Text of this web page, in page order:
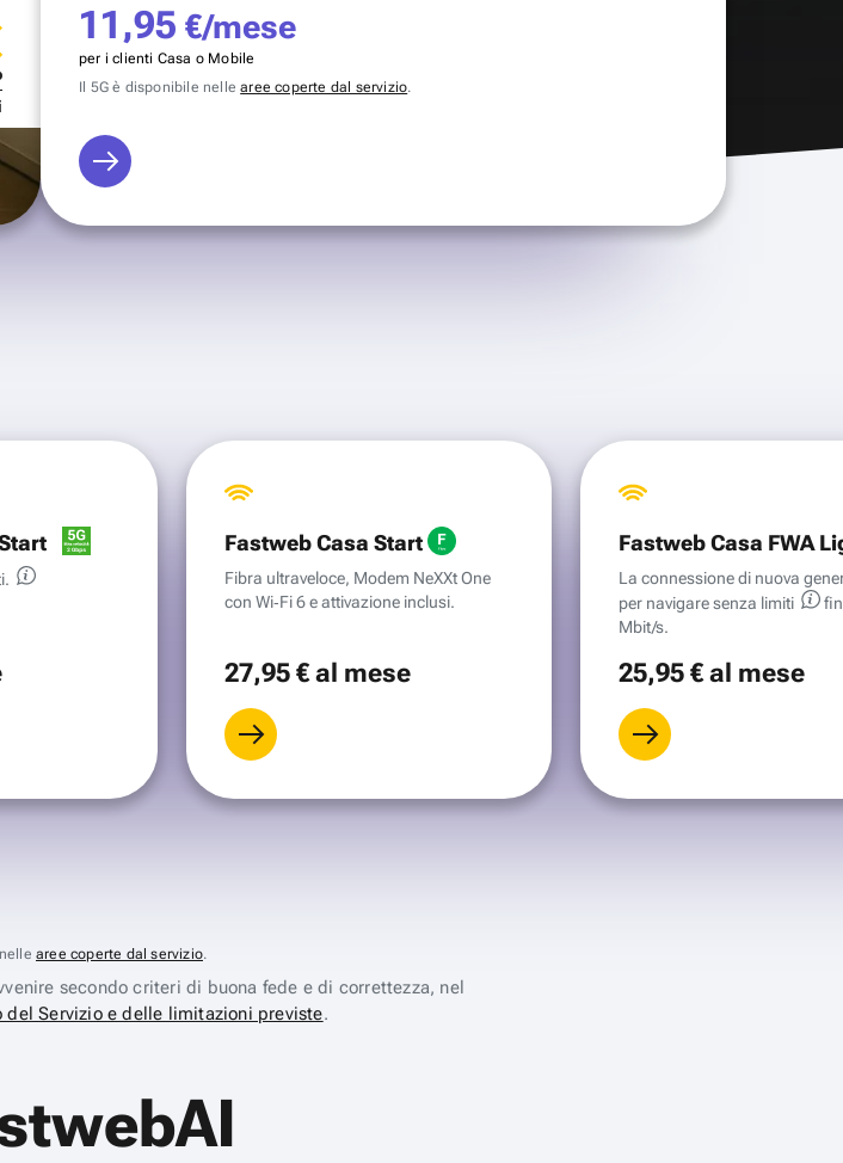
11,95 €/mese
per i clienti Casa o Mobile
Il 5G è disponibile nellearee coperte dal servizio.
Fastweb Casa Start
Fibra ultraveloce, Modem NeXXt One
con Wi‑Fi 6 e attivazione inclusi.
27,95 €al mese
Fastweb Casa FWA
La connessione di nuova
per navigare senza limiti
Mbit/s.
25,95 €al mese
aree coperte dal servizio.
secondo criteri di buona fede e di correttezza, nel
del Servizio e delle limitazioni previste.